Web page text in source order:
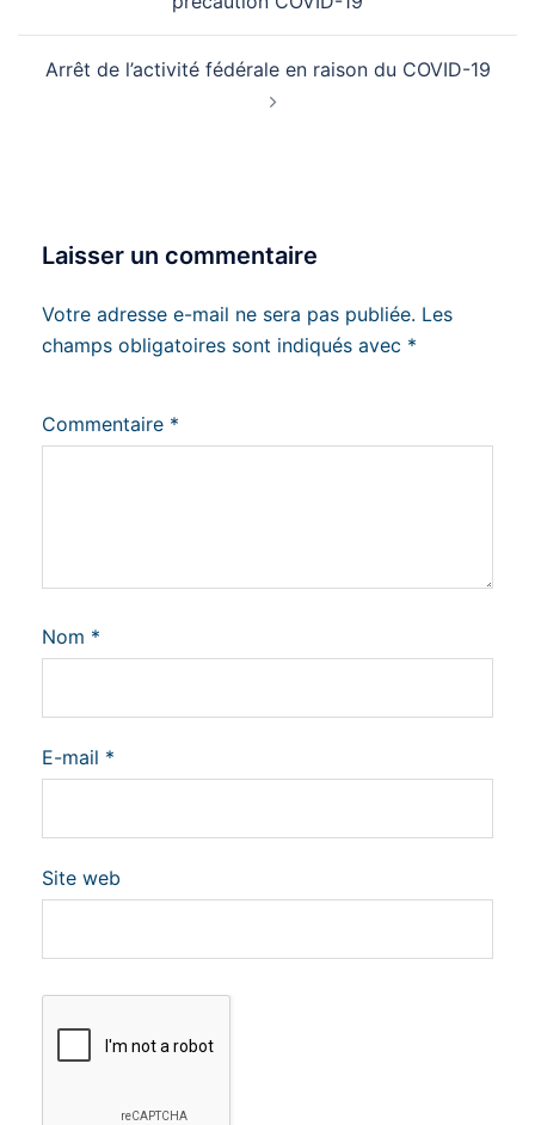
Arrêt de l’activité fédérale en raison du COVID-19
Laisser un commentaire
Votre adresse e-mail ne sera pas publiée. Les
champs obligatoires sont indiqués avec *
Commentaire *
Nom *
E-mail *
Site web